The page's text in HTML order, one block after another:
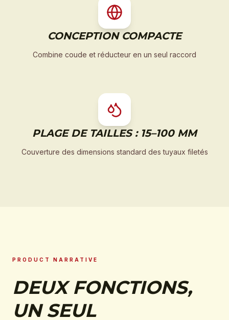
CONCEPTION COMPACTE
Combine coude et réducteur en un seul raccord
PLAGE DE TAILLES : 15–100 MM
Couverture des dimensions standard des tuyaux filetés
PRODUCT NARRATIVE
DEUX FONCTIONS,
UN SEUL